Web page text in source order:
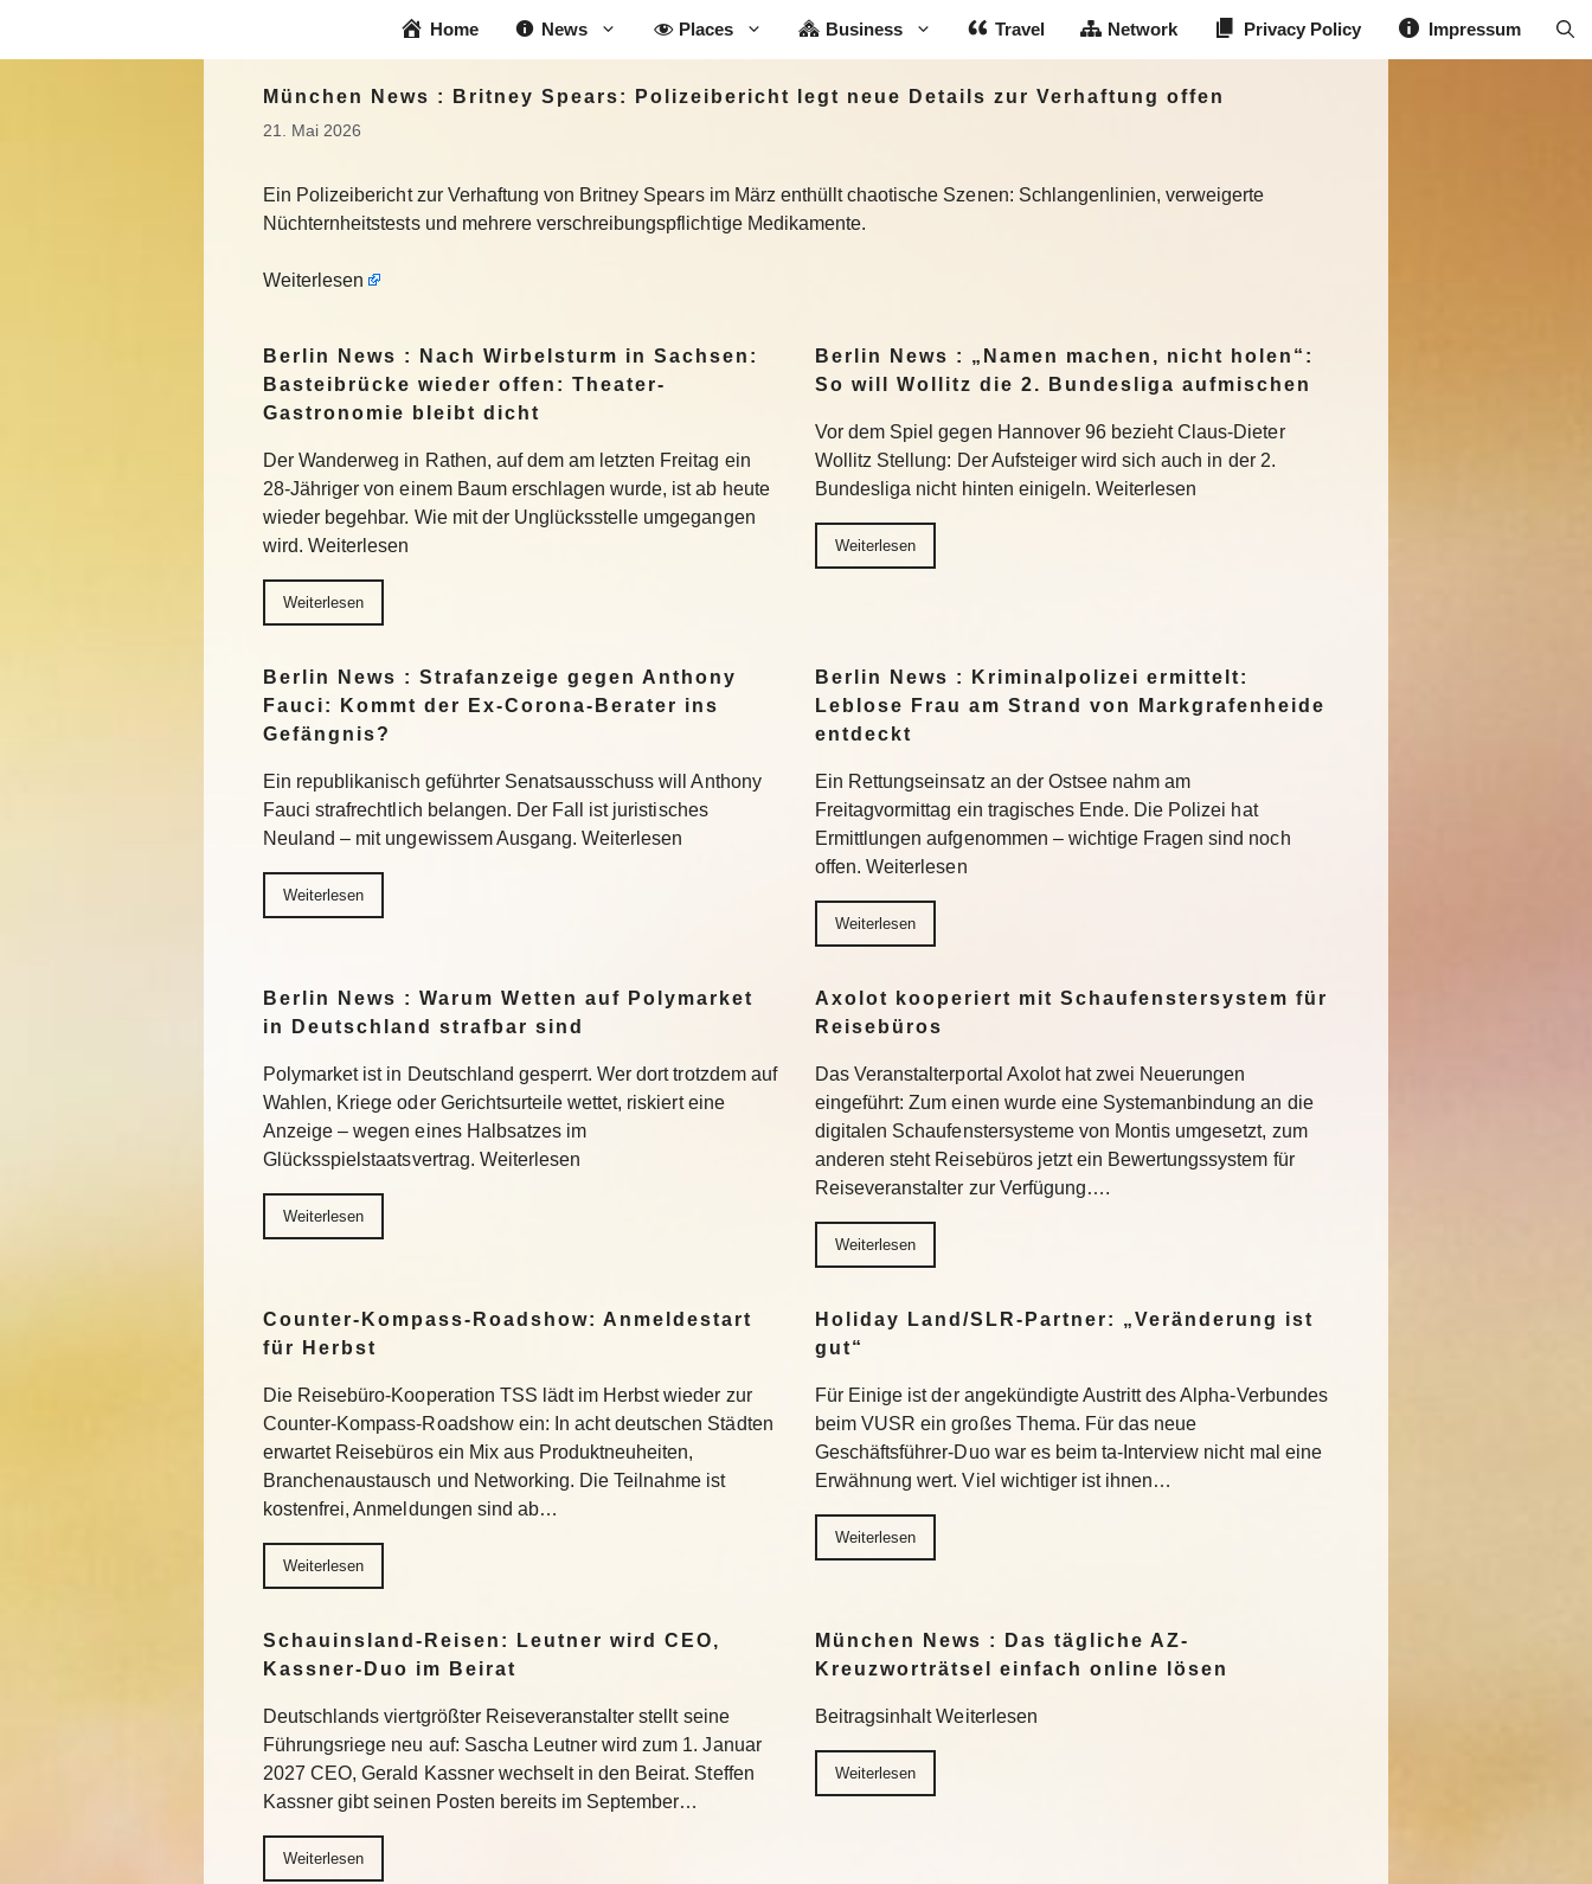
Home News Places Business Travel Network Privacy Policy Impressum
München News : Britney Spears: Polizeibericht legt neue Details zur Verhaftung offen
21. Mai 2026
Ein Polizeibericht zur Verhaftung von Britney Spears im März enthüllt chaotische Szenen: Schlangenlinien, verweigerte
Nüchternheitstests und mehrere verschreibungspflichtige Medikamente.
Weiterlesen
Berlin News : Nach Wirbelsturm in Sachsen:
Basteibrücke wieder offen: Theater-
Gastronomie bleibt dicht
Der Wanderweg in Rathen, auf dem am letzten Freitag ein
28-Jähriger von einem Baum erschlagen wurde, ist ab heute
wieder begehbar. Wie mit der Unglücksstelle umgegangen
wird. Weiterlesen
Weiterlesen
Berlin News : „Namen machen, nicht holen“:
So will Wollitz die 2. Bundesliga aufmischen
Vor dem Spiel gegen Hannover 96 bezieht Claus-Dieter
Wollitz Stellung: Der Aufsteiger wird sich auch in der 2.
Bundesliga nicht hinten einigeln. Weiterlesen
Weiterlesen
Berlin News : Strafanzeige gegen Anthony
Fauci: Kommt der Ex-Corona-Berater ins
Gefängnis?
Ein republikanisch geführter Senatsausschuss will Anthony
Fauci strafrechtlich belangen. Der Fall ist juristisches
Neuland – mit ungewissem Ausgang. Weiterlesen
Weiterlesen
Berlin News : Kriminalpolizei ermittelt:
Leblose Frau am Strand von Markgrafenheide
entdeckt
Ein Rettungseinsatz an der Ostsee nahm am
Freitagvormittag ein tragisches Ende. Die Polizei hat
Ermittlungen aufgenommen – wichtige Fragen sind noch
offen. Weiterlesen
Weiterlesen
Berlin News : Warum Wetten auf Polymarket
in Deutschland strafbar sind
Polymarket ist in Deutschland gesperrt. Wer dort trotzdem auf
Wahlen, Kriege oder Gerichtsurteile wettet, riskiert eine
Anzeige – wegen eines Halbsatzes im
Glücksspielstaatsvertrag. Weiterlesen
Weiterlesen
Axolot kooperiert mit Schaufenstersystem für
Reisebüros
Das Veranstalterportal Axolot hat zwei Neuerungen
eingeführt: Zum einen wurde eine Systemanbindung an die
digitalen Schaufenstersysteme von Montis umgesetzt, zum
anderen steht Reisebüros jetzt ein Bewertungssystem für
Reiseveranstalter zur Verfügung….
Weiterlesen
Counter-Kompass-Roadshow: Anmeldestart
für Herbst
Die Reisebüro-Kooperation TSS lädt im Herbst wieder zur
Counter-Kompass-Roadshow ein: In acht deutschen Städten
erwartet Reisebüros ein Mix aus Produktneuheiten,
Branchenaustausch und Networking. Die Teilnahme ist
kostenfrei, Anmeldungen sind ab…
Weiterlesen
Holiday Land/SLR-Partner: „Veränderung ist
gut“
Für Einige ist der angekündigte Austritt des Alpha-Verbundes
beim VUSR ein großes Thema. Für das neue
Geschäftsführer-Duo war es beim ta-Interview nicht mal eine
Erwähnung wert. Viel wichtiger ist ihnen…
Weiterlesen
Schauinsland-Reisen: Leutner wird CEO,
Kassner-Duo im Beirat
Deutschlands viertgrößter Reiseveranstalter stellt seine
Führungsriege neu auf: Sascha Leutner wird zum 1. Januar
2027 CEO, Gerald Kassner wechselt in den Beirat. Steffen
Kassner gibt seinen Posten bereits im September…
Weiterlesen
München News : Das tägliche AZ-
Kreuzworträtsel einfach online lösen
Beitragsinhalt Weiterlesen
Weiterlesen